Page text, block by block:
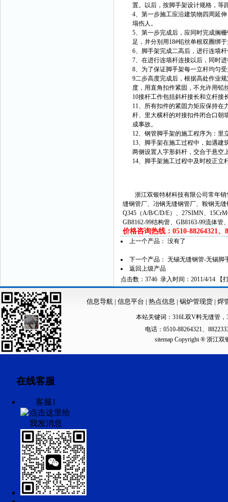
置。以后，按脚手架设计规格，等
4、第一步施工应沿建筑物四周延
塌伤人。
5、第一步完成后，应同时完成搁
足，并分别用18#铅丝单根双圈绑
6、脚手架完成二高后，进行连墙
7、在进行连墙杆连接以后，同时
8、为了保证脚手架每一立杆均匀
9二步高度完成后，根据高处作业
度，用直角扣件紧固，不允许用铅
10接杆工作包括斜杆接长和立杆接
11、所有扣件的紧固力矩应保持
杆、里大横杆的对接扣件闭合口朝
成事故。
12、钢管脚手架的施工程序为：里
13、脚手架在施工过程中，如遇建
两侧设置人字形斜杆，交合于悬空
14、脚手架施工过程中及时校正立
浙江双银特材科技有限公司常年销
缝钢管厂、冶钢无缝钢管厂、鞍钢无
Q345（A/B/C/D/E）、27SIMN、
GB8162-99结构管、GB8163-99流体
价格咨询热线：0510-88264321、
上一个产品： 没有了
下一个产品： 无锡无缝钢管-无锡脚
返回上级产品
点击数：3746 录入时间：2011/4/14 【
信息导航| 信息平台 | 热点信息 | 锅炉管现货 | 焊
本站关键词： 316L双V料无缝管 ，
电话：0510-88264321、
sitemapCopyright ® 浙江双
在线客服
客服1